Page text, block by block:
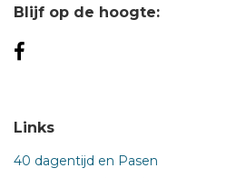
Blijf op de hoogte:
Links
40 dagentijd en Pasen